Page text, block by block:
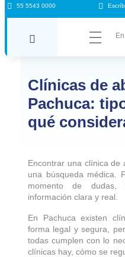
55 5543 0000
En
Clínicas de
Pachuca:
qué
Encontrar una clínica de
una búsqueda médica.
momento de dudas,
información clara y real.
En Pachuca existen
forma legal y segura,
todas cumplen con lo
clínicas hay, cómo se